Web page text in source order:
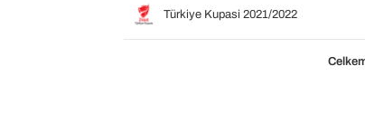
Türkiye Kupasi 2021/2022